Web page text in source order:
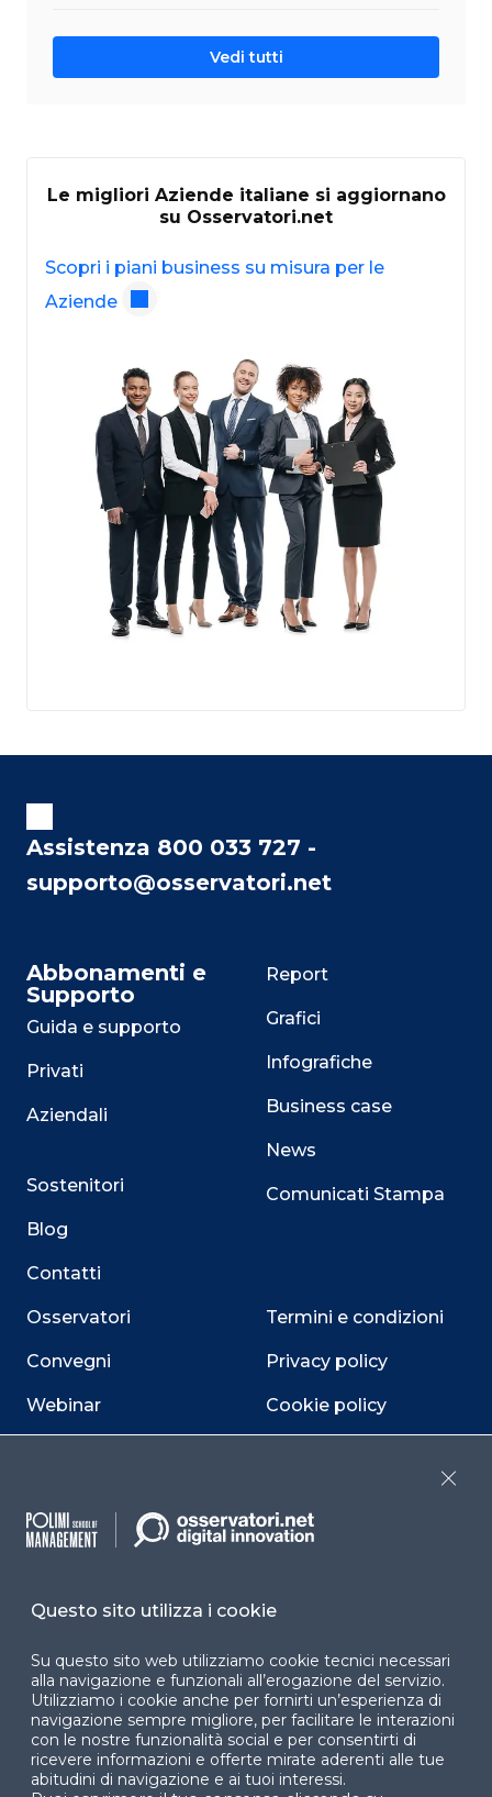
Vedi tutti
Le migliori Aziende italiane si aggiornano
su Osservatori.net
Scopri i piani business su misura per le
Aziende
Assistenza 800 033 727 -
supporto@osservatori.net
Abbonamenti e
Supporto
Guida e supporto
Privati
Aziendali
Sostenitori
Blog
Contatti
Osservatori
Convegni
Webinar
Report
Grafici
Infografiche
Business case
News
Comunicati Stampa
Termini e condizioni
Privacy policy
Cookie policy
accessibilità
Facebook LinkedIn
YouTube X
Questo sito utilizza i cookie
Su questo sito web utilizziamo cookie tecnici necessari
alla navigazione e funzionali all’erogazione del servizio.
Utilizziamo i cookie anche per fornirti un’esperienza di
navigazione sempre migliore, per facilitare le interazioni
con le nostre funzionalità social e per consentirti di
ricevere informazioni e offerte mirate aderenti alle tue
abitudini di navigazione e ai tuoi interessi.